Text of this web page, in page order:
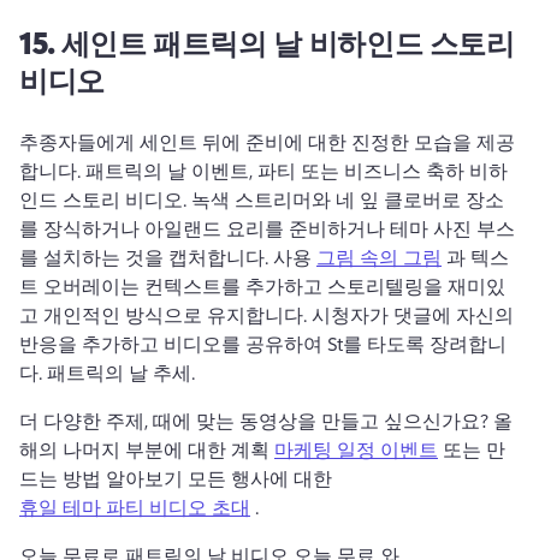
15.세인트패트릭의 날 비하인드 스토리
비디오
추종자들에게 세인트 뒤에 준비에 대한 진정한 모습을 제공
합니다. 패트릭의 날 이벤트, 파티 또는 비즈니스 축하 비하
인드 스토리 비디오. 녹색 스트리머와 네 잎 클로버로 장소
를 장식하거나 아일랜드 요리를 준비하거나 테마 사진 부스
를 설치하는 것을 캡처합니다. 사용 그림 속의 그림 과 텍스
트 오버레이는 컨텍스트를 추가하고 스토리텔링을 재미있
고 개인적인 방식으로 유지합니다. 시청자가 댓글에 자신의
반응을 추가하고 비디오를 공유하여 St를 타도록 장려합니
다. 패트릭의 날 추세.
더 다양한 주제, 때에 맞는 동영상을 만들고 싶으신가요? 올
해의 나머지 부분에 대한 계획 마케팅 일정 이벤트 또는 만
드는 방법 알아보기 모든 행사에 대한
휴일 테마 파티 비디오 초대 .
오늘 무료로 패트릭의 날 비디오 오늘 무료 와